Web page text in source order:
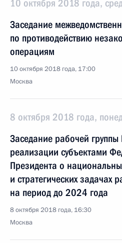
10 октября 2018 года,
Заседание
по противодействию
операциям
10 октября 2018 года, 17:00
Москва
8 октября 2018 года,
Заседание рабочей группы
реализации субъектами
Президента о
и стратегических задачах
на период до 2024 года
8 октября 2018 года, 16:30
Москва